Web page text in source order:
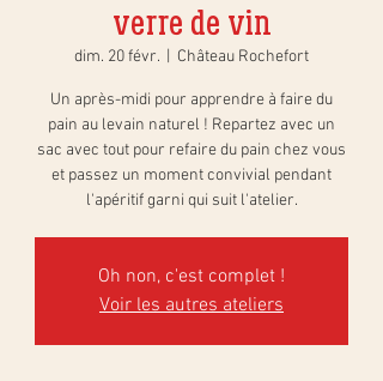
verre de vin
dim. 20 févr. Château Rochefort
Un après-midi pour apprendre à faire du
pain au levain naturel ! Repartez avec un
sac avec tout pour refaire du pain chez vous
et passez un moment convivial pendant
l'apéritif garni qui suit l'atelier.
Oh non, c'est complet !
Voir les autres ateliers